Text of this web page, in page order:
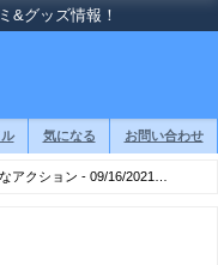
&グッズ情報！
気になる お問い合わせ
アクション - 09/16/2021